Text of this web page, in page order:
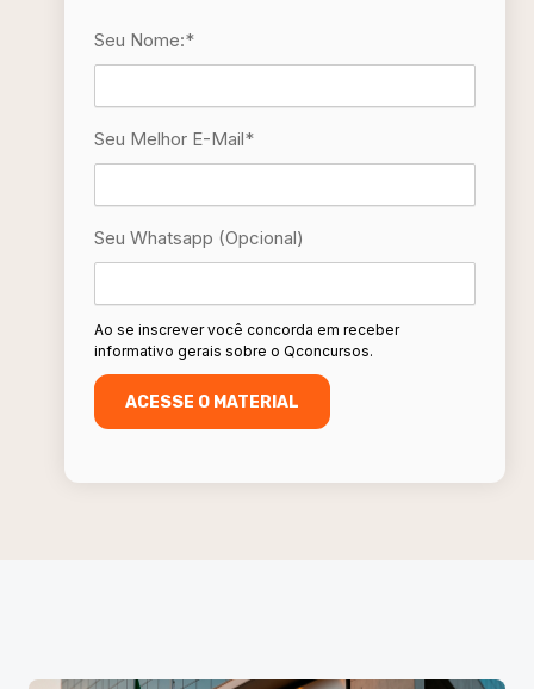
Seu Nome:*
Seu Melhor E-Mail*
Seu Whatsapp (opcional)
Ao se inscrever você concorda em receber
informativo gerais sobre o Qconcursos.